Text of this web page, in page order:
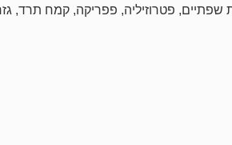
פטרוזיליה, פפריקה, קמח תרד,